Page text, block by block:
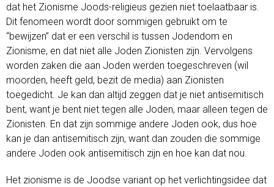
dat het Zionisme Joods-religieus gezien niet toelaatbaar is.
Dit fenomeen wordt door sommigen gebruikt om te
“bewijzen” dat er een verschil is tussen Jodendom en
Zionisme, en dat niet alle Joden Zionisten zijn. Vervolgens
worden zaken die aan Joden werden toegeschreven (wil
moorden, heeft geld, bezit de media) aan Zionisten
toegedicht. Je kan dan altijd zeggen dat je niet antisemitisch
bent, want je bent niet tegen alle Joden, maar alleen tegen de
Zionisten. En dat zijn sommige andere Joden ook, dus hoe
kan je dan antisemitisch zijn, want dan zouden die sommige
andere Joden ook antisemitisch zijn en hoe kan dat nou.
Het zionisme is de Joodse variant op het verlichtingsidee dat